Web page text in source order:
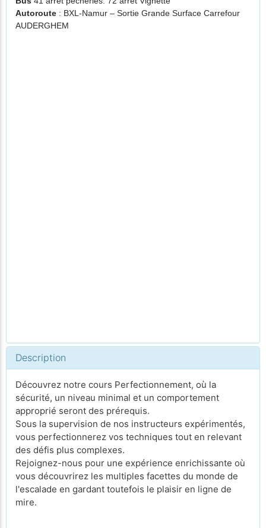
Autoroute : BXL-Namur – Sortie Grande Surface Carrefour
AUDERGHEM
Description
Découvrez notre cours Perfectionnement, où la
sécurité, un niveau minimal et un comportement
approprié seront des prérequis.
Sous la supervision de nos instructeurs expérimentés,
vous perfectionnerez vos techniques tout en relevant
des défis plus complexes.
Rejoignez-nous pour une expérience enrichissante où
vous découvrirez les multiples facettes du monde de
l'escalade en gardant toutefois le plaisir en ligne de
mire.